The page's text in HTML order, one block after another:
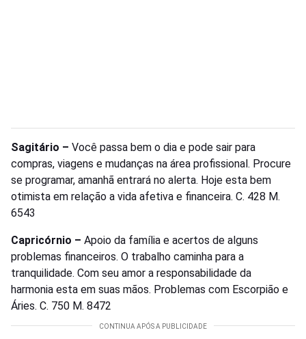
Sagitário – Você passa bem o dia e pode sair para
compras, viagens e mudanças na área profissional. Procure
se programar, amanhã entrará no alerta. Hoje esta bem
otimista em relação a vida afetiva e financeira. C. 428 M.
6543
Capricórnio – Apoio da família e acertos de alguns
problemas financeiros. O trabalho caminha para a
tranquilidade. Com seu amor a responsabilidade da
harmonia esta em suas mãos. Problemas com Escorpião e
Áries. C. 750 M. 8472